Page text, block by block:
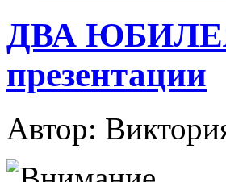
ДВА
презентации
Автор: